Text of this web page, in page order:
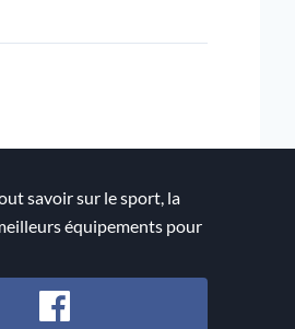
savoir sur le sport, la
équipements pour